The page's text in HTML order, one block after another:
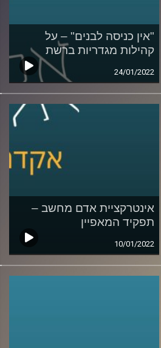
"אין כניסה לבנים" – על
קהילות מגדריות ברשת
24/01/2022
אינטרקציית אדם מחשב –
תפקיד המאפיין
10/01/2022